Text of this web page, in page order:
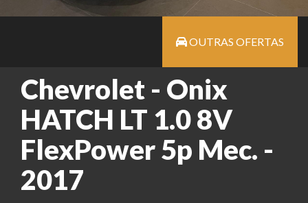
OUTRAS OFERTAS
Chevrolet - Onix
HATCH LT 1.0 8V
FlexPower 5p Mec. -
2017